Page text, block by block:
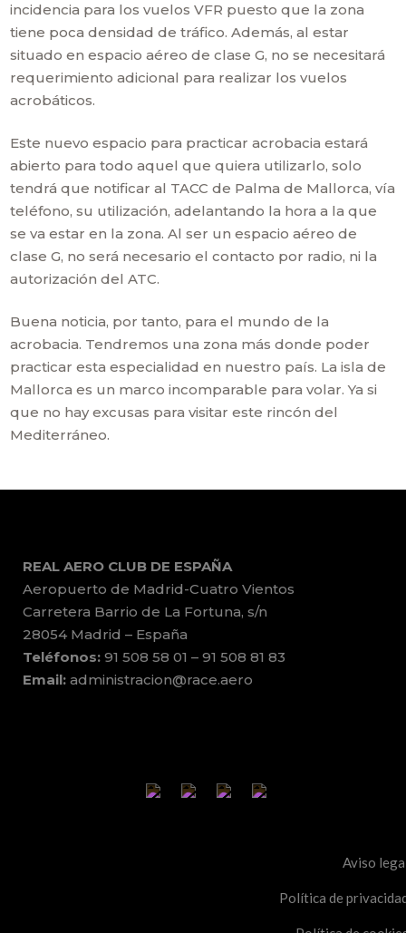
incidencia para los vuelos VFR puesto que la zona
tiene poca densidad de tráfico. Además, al estar
situado en espacio aéreo de clase G, no se necesitará
requerimiento adicional para realizar los vuelos
acrobáticos.
Este nuevo espacio para practicar acrobacia estará
abierto para todo aquel que quiera utilizarlo, solo
tendrá que notificar al TACC de Palma de Mallorca, vía
teléfono, su utilización, adelantando la hora a la que
se va estar en la zona. Al ser un espacio aéreo de
clase G, no será necesario el contacto por radio, ni la
autorización del ATC.
Buena noticia, por tanto, para el mundo de la
acrobacia. Tendremos una zona más donde poder
practicar esta especialidad en nuestro país. La isla de
Mallorca es un marco incomparable para volar. Ya si
que no hay excusas para visitar este rincón del
Mediterráneo.
REAL AERO CLUB DE ESPAÑA
Aeropuerto de Madrid-Cuatro Vientos
Carretera Barrio de La Fortuna, s/n
28054 Madrid – España
Teléfonos: 91 508 58 01 – 91 508 81 83
Email: administracion@race.aero
Aviso
Política de